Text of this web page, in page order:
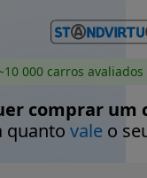
000 carros
comprar um
quanto valeo